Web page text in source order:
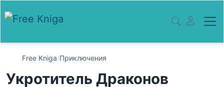
Free Kniga/Приключения
Укротитель Драконов